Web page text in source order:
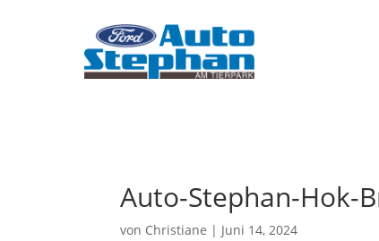
Auto-Stephan-Hok-
von Christiane | Juni 14, 2024